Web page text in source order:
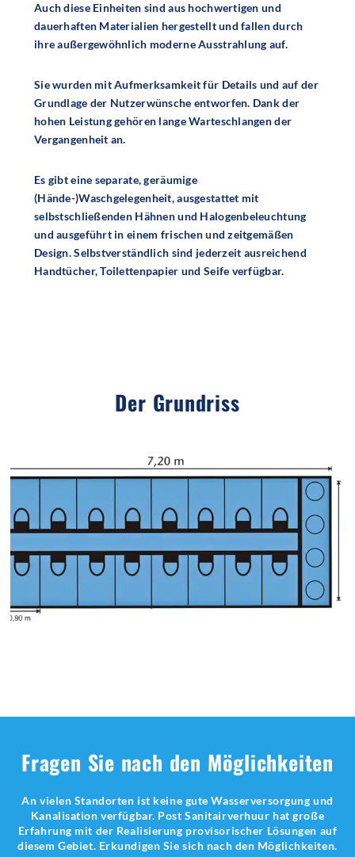
Auch diese Einheiten sind aus hochwertigen und
dauerhaften Materialien hergestellt und fallen durch
ihre außergewöhnlich moderne Ausstrahlung auf.
Sie wurden mit Aufmerksamkeit für Details und auf der
Grundlage der Nutzerwünsche entworfen. Dank der
hohen Leistung gehören lange Warteschlangen der
Vergangenheit an.
Es gibt eine separate, geräumige
(Hände-)Waschgelegenheit, ausgestattet mit
selbstschließenden Hähnen und Halogenbeleuchtung
und ausgeführt in einem frischen und zeitgemäßen
Design. Selbstverständlich sind jederzeit ausreichend
Handtücher, Toilettenpapier und Seife verfügbar.
Der Grundriss
Fragen Sie nach den Möglichkeiten
An vielen Standorten ist keine gute Wasserversorgung und
Kanalisation verfügbar. Post Sanitairverhuur hat große
Erfahrung mit der Realisierung provisorischer Lösungen auf
diesem Gebiet. Erkundigen Sie sich nach den Möglichkeiten.